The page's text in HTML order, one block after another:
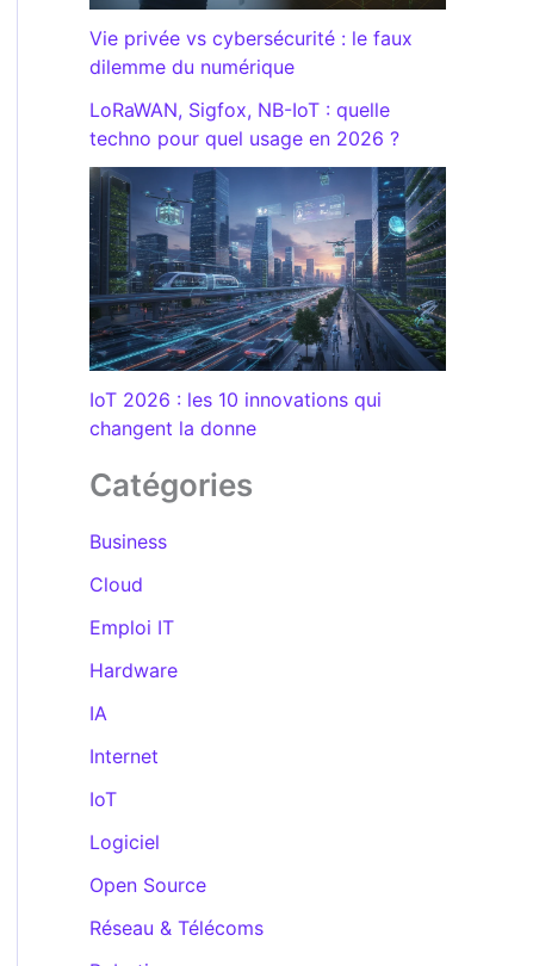
Vie privée vs cybersécurité : le faux
dilemme du numérique
LoRaWAN, Sigfox, NB-IoT : quelle
techno pour quel usage en 2026 ?
IoT 2026 : les 10 innovations qui
changent la donne
Catégories
Business
Cloud
Emploi IT
Hardware
IA
Internet
IoT
Logiciel
Open Source
Réseau & Télécoms